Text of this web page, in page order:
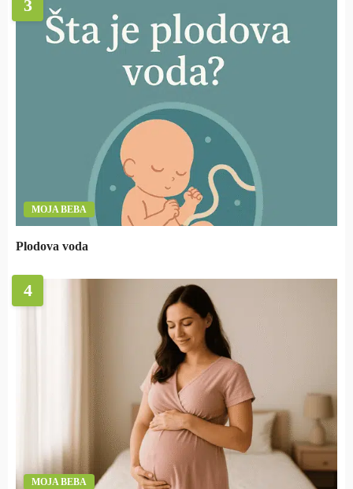
3
MOJA BEBA
Plodova voda
4
MOJA BEBA